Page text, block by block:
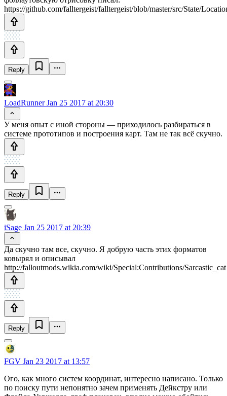
https://github.com/falltergeist/falltergeist/blob/master/src/State/
Reply
LoadRunnerJan 25 2017 at 20:30
У меня опыт с иной стороны — приходилось разбираться в
системе прототипов и построения карт. Там не так всё скучно.
Reply
iSage Jan 25 2017 at 20:39
Да скучно там все, скучно. Я добрую часть этих форматов
ковырял и описывал
http://falloutmods.wikia.com/wiki/Special:Contributions/Sarcastic_cat
Reply
FGV Jan 23 2017 at 13:57
Ого, как много систем координат, интересно написано. Только
по поиску пути непонятно зачем применять Дейкстру или